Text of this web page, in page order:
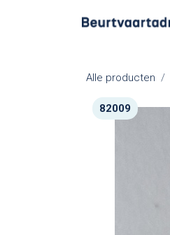
Alle producten
82009